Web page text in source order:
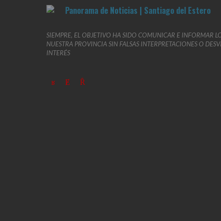
SIEMPRE, EL OBJETIVO HA SIDO COMUNICAR E INFORMAR
NUESTRA PROVINCIA SIN FALSAS INTERPRETACIONES O
INTERÉS